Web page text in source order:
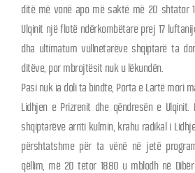
ditë më vonë apo më saktë më 20 shtator
Ulqinit një flotë ndërkombëtare prej 17
dha ultimatum vullnetarëve shqiptarë ta
ditëve, por mbrojtësit nuk u lëkundën.
Pasi nuk ia doli ta bindte, Porta e Lartë mori
Lidhjen e Prizrenit dhe qëndresën e
shqiptarëve arriti kulmin, krahu radikal i
përshtatshme për ta vënë në jetë
qëllim, më 20 tetor 1880 u mblodh në